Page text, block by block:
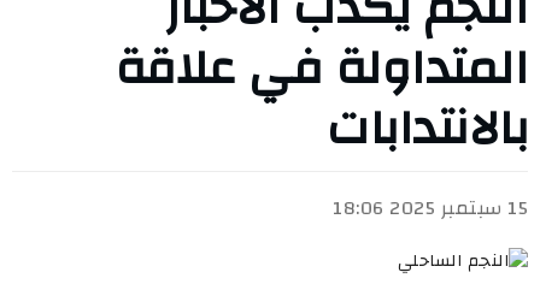
المتداولة في علاقة
بالانتدابات
15 سبتمبر 2025 18:06